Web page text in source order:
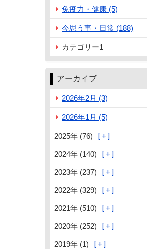
免疫力・健康 (5)
今思う事・日常 (188)
カテゴリー1
アーカイブ
2026年2月 (3)
2026年1月 (5)
2025年 (76)
2024年 (140)
2023年 (237)
2022年 (329)
2021年 (510)
2020年 (252)
2019年 (1)